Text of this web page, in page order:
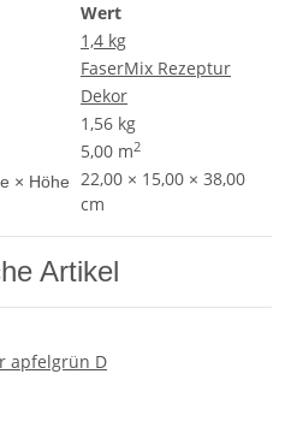
Wert
1,4 kg
FaserMix Rezeptur
Dekor
1,56 kg
5,00 m2
× Höhe
22,00 × 15,00 × 38,00
cm
Artikel